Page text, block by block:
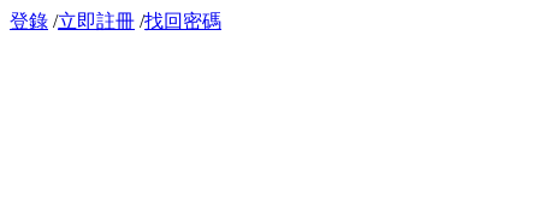
登錄 /立即註冊 /找回密碼